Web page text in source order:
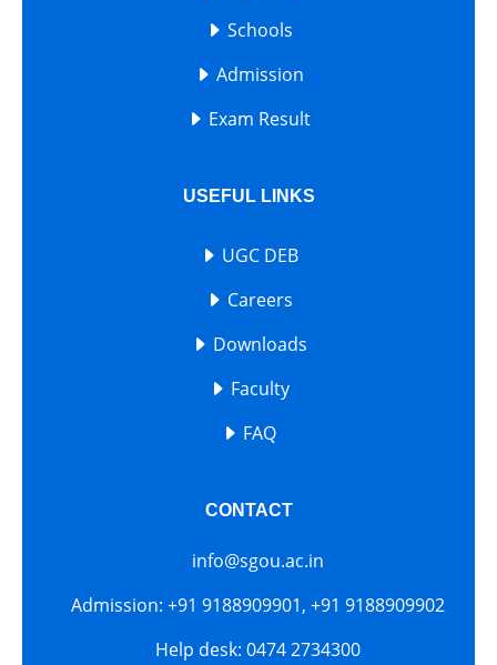
Schools
Admission
Exam Result
USEFUL LINKS
UGC DEB
Careers
Downloads
Faculty
FAQ
CONTACT
info@sgou.ac.in
Admission: +91 9188909901, +91 9188909902
Help desk: 0474 2734300